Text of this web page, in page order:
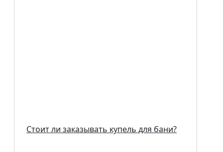
Стоит ли заказывать купель для бани?